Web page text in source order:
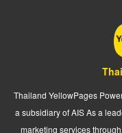
Thailand YellowPages
a subsidiary of AIS As a
marketing services